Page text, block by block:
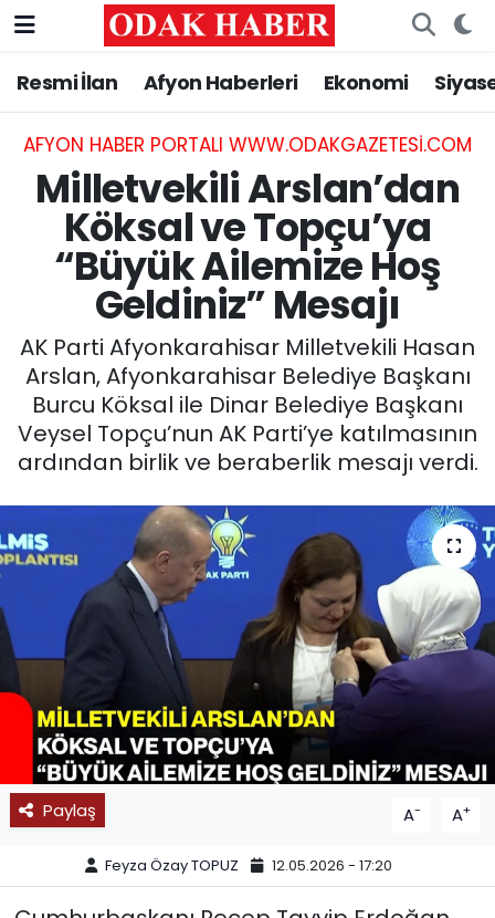
Resmi İlan Afyon Haberleri Ekonomi
AFYON HABER PORTALI WWW.ODAKGAZETESI.COM
Milletvekili Arslan’dan
Köksal ve Topçu’ya
“Büyük Ailemize Hoş
Geldiniz” Mesajı
AK Parti Afyonkarahisar Milletvekili Hasan
Arslan, Afyonkarahisar Belediye Başkanı
Burcu Köksal ile Dinar Belediye Başkanı
Veysel Topçu’nun AK Parti’ye katılmasının
ardından birlik ve beraberlik mesajı verdi.
Paylaş A- A+
Feyza Özay TOPUZ 12.05.2026 - 17:20
AFYONKARAHİSAR HABERLERİ
Resmi İlan
ASAYİŞ
GÜNCEL
SİYASET
EĞİTİM
MAGAZİN
SAĞLIK
11:11 MANŞET
Nöbetçi Eczaneler
Hava Durumu
Trafik Durumu
Süper Lig Puan Durumu ve Fikstür
Tüm Manşetler
Son Dakika Haberleri
Haber Arşivi